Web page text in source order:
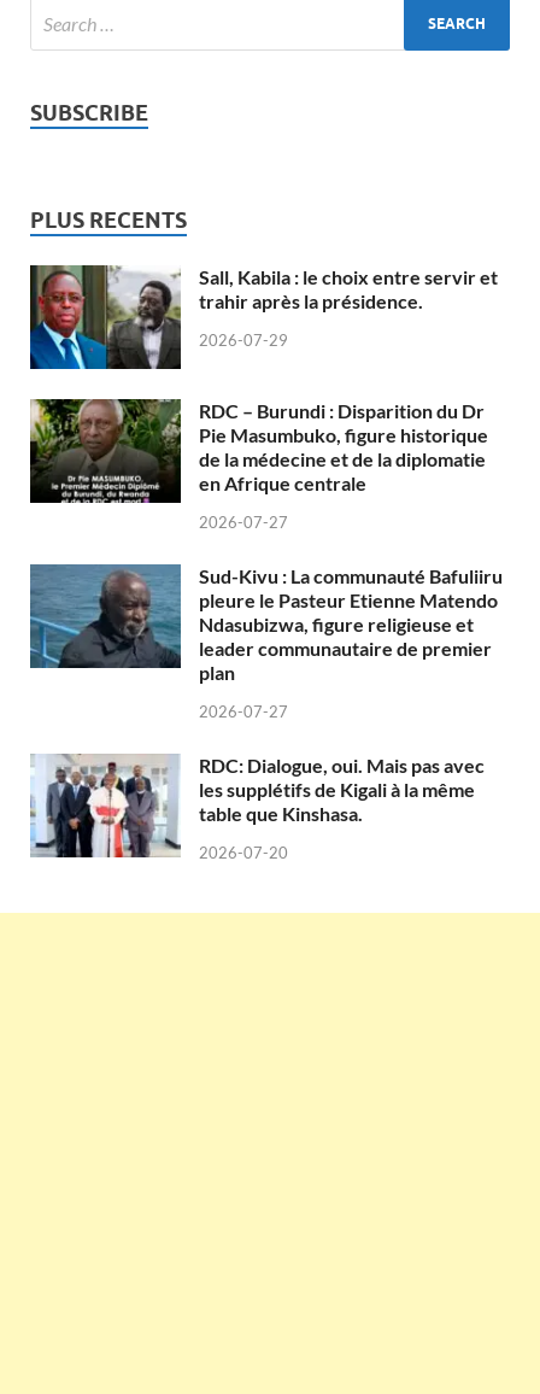
SUBSCRIBE
PLUS RECENTS
Sall, Kabila : le choix entre servir et
trahir après la présidence.
2026-07-29
RDC – Burundi : Disparition du Dr
Pie Masumbuko, figure historique
de la médecine et de la diplomatie
en Afrique centrale
2026-07-27
Sud-Kivu : La communauté Bafuliiru
pleure le Pasteur Etienne Matendo
Ndasubizwa, figure religieuse et
leader communautaire de premier
plan
2026-07-27
RDC: Dialogue, oui. Mais pas avec
les supplétifs de Kigali à la même
table que Kinshasa.
2026-07-20